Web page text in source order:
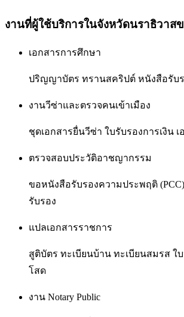
งานที่ผู้ใช้บริการในจังหวัดนราธิวาส
เอกสารการศึกษา
ปริญญาบัตร ทรานสคริปต์ หนังสือรับ
งานวีซ่าและตรวจคนเข้าเมือง
ชุดเอกสารยื่นวีซ่า ใบรับรองการเงิน
ตรวจสอบประวัติอาชญากรรม
ขอหนังสือรับรองความประพฤติ
รับรอง
แปลเอกสารราชการ
สูติบัตร ทะเบียนบ้าน ทะเบียนสมรส ใ
โสด
งาน Notary Public